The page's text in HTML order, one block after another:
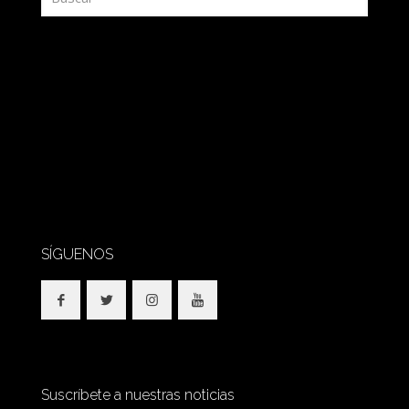
SÍGUENOS
Suscríbete a nuestras noticias